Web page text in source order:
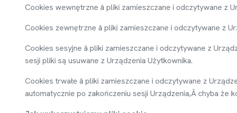
Cookies wewnętrzne â pliki zamieszczane i odczytywane z
Cookies zewnętrzne â pliki zamieszczane i odczytywane z
Cookies sesyjne â pliki zamieszczane i odczytywane z Urzą
sesji pliki są usuwane z Urządzenia Użytkownika.
Cookies trwałe â pliki zamieszczane i odczytywane z Urzą
automatycznie po zakończeniu sesji Urządzenia,Â chyba że